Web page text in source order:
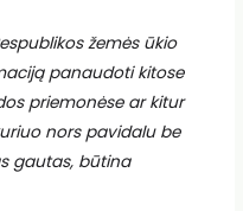
žemės ūkio
panaudoti kitose
priemonėse ar kitur
nors pavidalu be
gautas, būtina